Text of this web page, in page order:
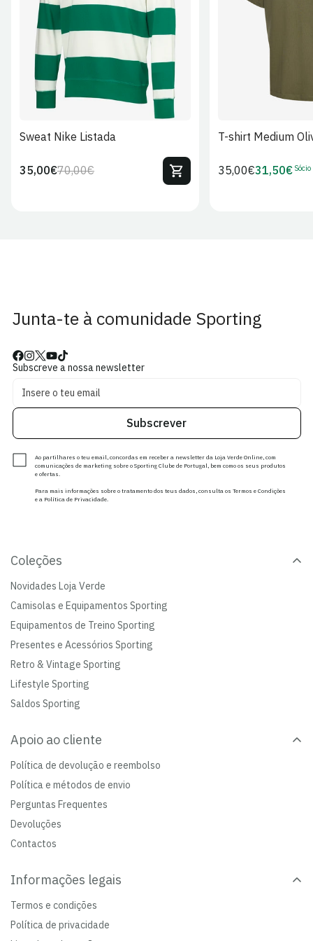
S XL 2XL
Sweat Nike Listada
Preço
70,00€Preço
35,00€
T-shirt Medium
Preço
35,00€Preço
31,50€ Sócio
Junta-te à comunidade Sporting
Subscreve a nossa newsletter
Subscrever
Ao partilhares o teu email, concordas em receber a newsletter da Loja Verde Online, com
comunicações de marketing sobre o Sporting Clube de Portugal, bem como os seus produtos
e ofertas.
Para mais informações sobre o tratamento dos teus dados, consulta os Termos e Condições
e a Política de Privacidade.
Coleções
Novidades Loja Verde
Camisolas e Equipamentos Sporting
Equipamentos de Treino Sporting
Presentes e Acessórios Sporting
Retro & Vintage Sporting
Lifestyle Sporting
Saldos Sporting
Apoio ao cliente
Política de devolução e reembolso
Política e métodos de envio
Perguntas Frequentes
Devoluções
Contactos
Informações legais
Termos e condições
Política de privacidade